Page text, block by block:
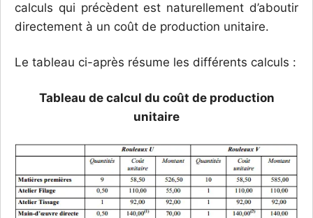
calculs qui précèdent est naturellement d’aboutir
directement à un coût de production unitaire.
Le tableau ci-après résume les différents calculs :
Tableau de calcul du coût de production
unitaire